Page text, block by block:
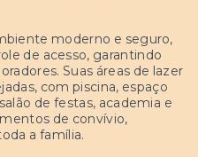
moderno e seguro,
de acesso, garantindo
Suas áreas de lazer
com piscina, espaço
de festas, academia e
de convívio,
a família.